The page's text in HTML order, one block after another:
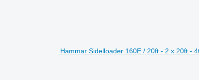
Hammar Sidelloader 160E / 20ft - 2 x 20ft -